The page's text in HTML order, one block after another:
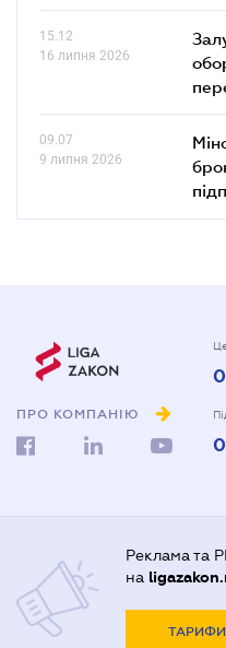
15.12
16 липня 2026
09.07
9 липня 2026
ПРО КОМПАНІЮ
Реклама та
на
ТАРИФИ